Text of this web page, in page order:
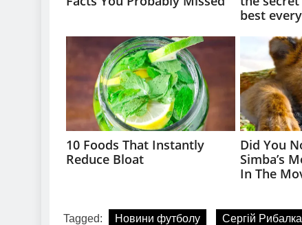
Tagged: Новини футболу Сергій Рибалка